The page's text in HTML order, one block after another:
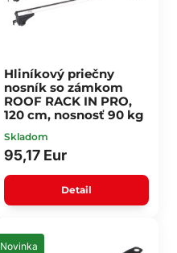
Hliníkový priečny
nosník so zámkom
ROOF RACK IN PRO,
120 cm, nosnosť 90 kg
Skladom
95,17 Eur
Detail
Novinka